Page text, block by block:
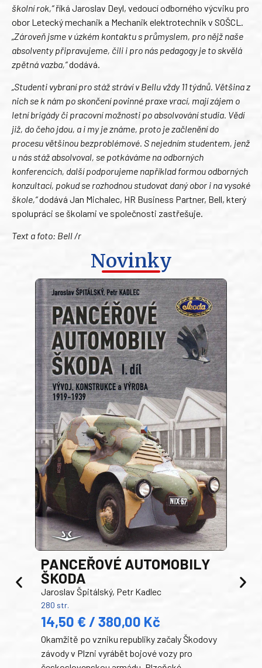
školní rok,“říká Jaroslav Deyl, vedoucí odborného výcviku pro
obor Letecký mechanik a Mechanik elektrotechnik v SOŠCL.
„Zároveň jsme v úzkém kontaktu s průmyslem, pro nějž naše
absolventy připravujeme, čili i pro nás pedagogy je to skvělá
zpětná vazba,“dodává.
„Studenti vybraní pro stáž stráví v Bellu vždy 11 týdnů. Většina z
nich se k nám po skončení povinné praxe vrací, mají zájem o
letní brigády či pracovní možnosti po absolvování studia. Vědí
již, do čeho jdou, a i my je známe, proto je začlenění do
procesu většinou bezproblémové. S nejedním studentem, jenž
u nás stáž absolvoval, se potkáváme na odborných
konferencích, další podporujeme například formou odborných
konzultací, pokud se rozhodnou studovat daný obor i na vysoké
škole,“dodává Jan Michalec, HR Business Partner, Bell, který
spolupráci se školami ve společnosti zastřešuje.
Text a foto: Bell /r
Novinky
PANCEŘOVÉ AUTOMOBILY
ŠKODA
Jaroslav Špitálský, Petr Kadlec
280 str.
14,50 € / 380,00 Kč
Okamžitě po vzniku republiky začaly Škodovy
závody v Plzni vyrábět bojové vozy pro